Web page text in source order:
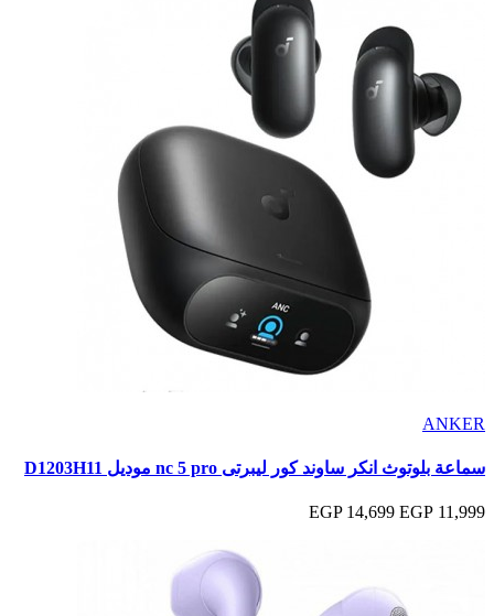
ANKER
سماعة بلوتوث انكر ساوند كور ليبرتى nc 5 pro موديل D1203H11
11,999 EGP
14,699 EGP